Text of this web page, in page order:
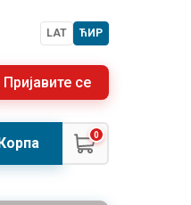
LAT ЋИР
Пријавите се
0